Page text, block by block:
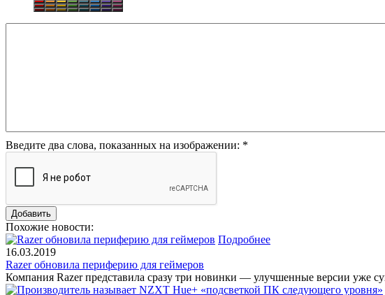
Введите два слова, показанных на изображении: *
Похожие новости:
Подробнее
16.03.2019
Razer обновила периферию для геймеров
Компания Razer представила сразу три новинки — улучшенные версии уже